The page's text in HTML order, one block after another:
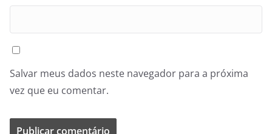
Salvar meus dados neste navegador para a próxima
vez que eu comentar.